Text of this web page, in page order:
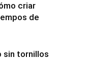
criar
de
sin tornillos